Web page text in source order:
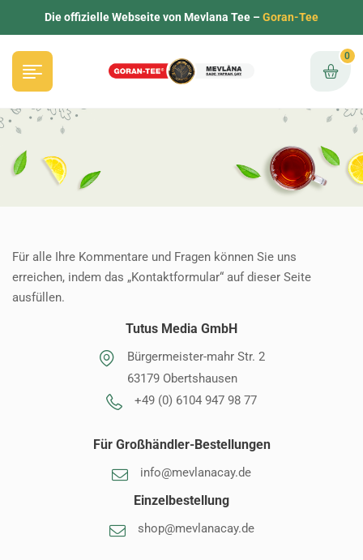
Die offizielle Webseite von Mevlana Tee –Goran-Tee
0
Für alle Ihre Kommentare und Fragen können Sie uns
erreichen, indem das „Kontaktformular“ auf dieser Seite
ausfüllen.
Tutus Media GmbH
Bürgermeister-mahr Str. 2
63179 Obertshausen
+49 (0) 6104 947 98 77
Für Großhändler-Bestellungen
info@mevlanacay.de
Einzelbestellung
shop@mevlanacay.de